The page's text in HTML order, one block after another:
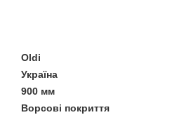
Oldi
Україна
900 мм
Ворсові покриття